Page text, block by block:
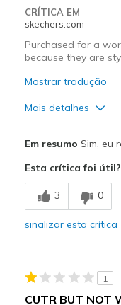
CRÍTICA EM
skechers.com
Purchased for a
because they are
Mostrar tradução
Mais detalhes
Breathe Well
Comfortable
Em resumo Sim, eu
Esta crítica foi útil?
3 0
sinalizar esta crítica
1
CUTR BUT NOT